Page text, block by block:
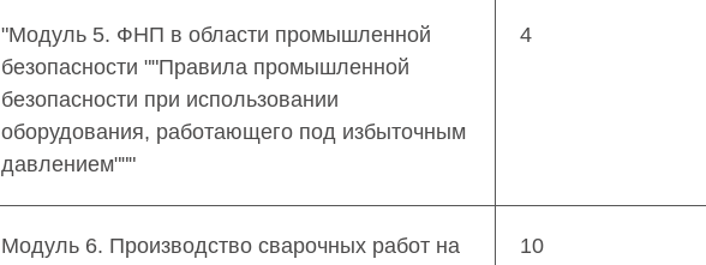
"Модуль 5. ФНП в области промышленной
безопасности ""Правила промышленной
безопасности при использовании
оборудования, работающего под избыточным
давлением"""
4
Модуль 6. Производство сварочных работ на
10